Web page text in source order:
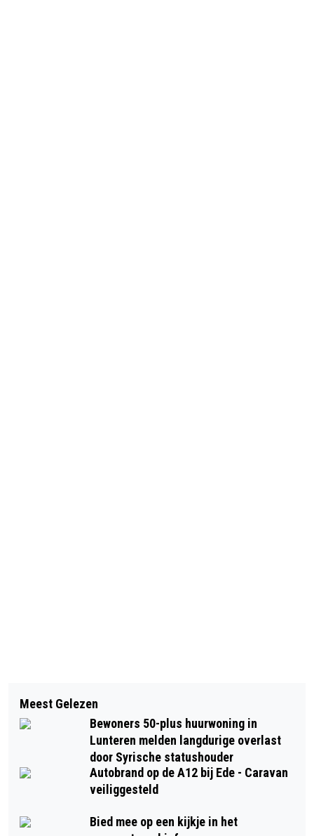
VERTREK DIRECTEUR REGIO
FOODVALLEY
PANNENBIER BIJ HET NIEUWE
THEATER STUDIO 100 BIJ DE MIDDEN
NEDERLAND HALLEN IN BARNEVELD
Meest Gelezen
Bewoners 50-plus huurwoning in
Lunteren melden langdurige overlast
door Syrische statushouder
Autobrand op de A12 bij Ede - Caravan
veiliggesteld
Bied mee op een kijkje in het